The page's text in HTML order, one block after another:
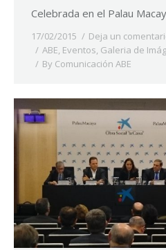
Celebrada en el Palau
17/02/2015
Deja un
ABE Eventos Galeria de
By Comunicación ABE